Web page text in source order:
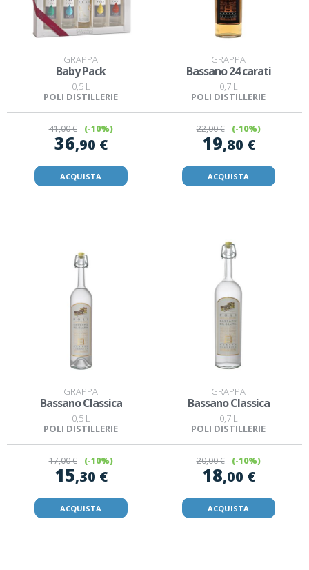
GRAPPA
Baby Pack
0,5 L
POLI DISTILLERIE
41,00 € (-10%)
36,90 €
ACQUISTA
GRAPPA
Bassano 24 carati
0,7 L
POLI DISTILLERIE
22,00 € (-10%)
19,80 €
ACQUISTA
GRAPPA
Bassano Classica
0,5 L
POLI DISTILLERIE
17,00 € (-10%)
15,30 €
ACQUISTA
GRAPPA
Bassano Classica
0,7 L
POLI DISTILLERIE
20,00 € (-10%)
18,00 €
ACQUISTA